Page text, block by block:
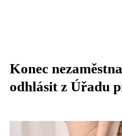
Konec
odhlásit z Úřadu